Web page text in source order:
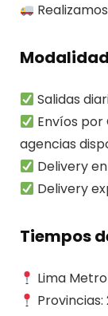
Salidas
Envíos por
agencias
Delivery
Delivery
Tiempos
Lima